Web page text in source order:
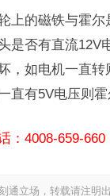
上的磁铁与霍尔
是否有直流12V
，如电机一直转
直有5V电压则霍
：4008-659-660
通立场，转载请注明出